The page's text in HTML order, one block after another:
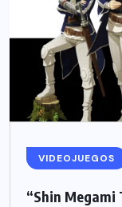
VIDEOJUEGOS
“Shin Megami